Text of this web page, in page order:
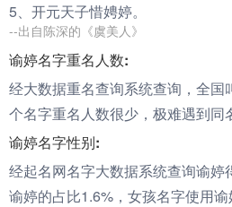
5、开元天子惜娉婷。
--出自陈深的《虞美人》
谕婷名字重名人数:
经大数据重名查询系统查询，全
个名字重名人数很少，极难遇到同
谕婷名字性别:
经起名网名字大数据系统查询谕婷
谕婷的占比1.6%，女孩名字使用